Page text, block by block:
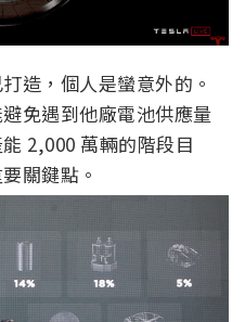
造，個人是蠻意外的。
免遇到他廠電池供應量
2,000 萬輛的階段目
關鍵點。